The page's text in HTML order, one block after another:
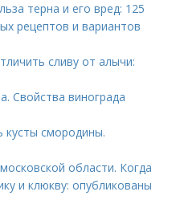
терна и его вред: 125
рецептов и вариантов
сливу от алычи:
Свойства винограда
кусты смородины.
области. Когда
и клюкву: опубликованы